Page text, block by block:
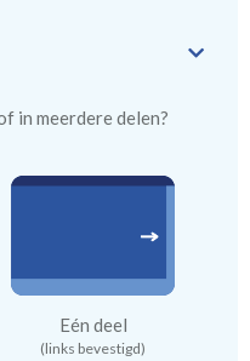
in meerdere delen?
Eén deel
(links bevestigd)